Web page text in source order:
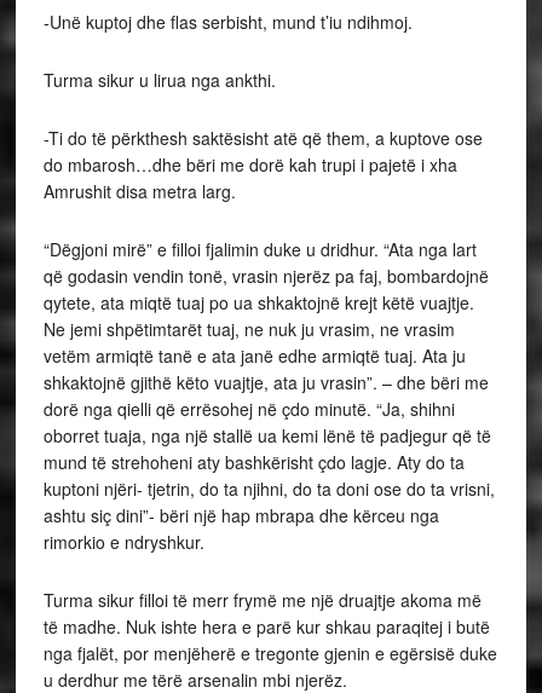
-Unë kuptoj dhe flas serbisht, mund t’iu ndihmoj.
Turma sikur u lirua nga ankthi.
-Ti do të përkthesh saktësisht atë që them, a kuptove ose
do mbarosh…dhe bëri me dorë kah trupi i pajetë i xha
Amrushit disa metra larg.
“Dëgjoni mirë” e filloi fjalimin duke u dridhur. “Ata nga lart
që godasin vendin tonë, vrasin njerëz pa faj, bombardojnë
qytete, ata miqtë tuaj po ua shkaktojnë krejt këtë vuajtje.
Ne jemi shpëtimtarët tuaj, ne nuk ju vrasim, ne vrasim
vetëm armiqtë tanë e ata janë edhe armiqtë tuaj. Ata ju
shkaktojnë gjithë këto vuajtje, ata ju vrasin”. – dhe bëri me
dorë nga qielli që errësohej në çdo minutë. “Ja, shihni
oborret tuaja, nga një stallë ua kemi lënë të padjegur që të
mund të strehoheni aty bashkërisht çdo lagje. Aty do ta
kuptoni njëri- tjetrin, do ta njihni, do ta doni ose do ta vrisni,
ashtu siç dini”- bëri një hap mbrapa dhe kërceu nga
rimorkio e ndryshkur.
Turma sikur filloi të merr frymë me një druajtje akoma më
të madhe. Nuk ishte hera e parë kur shkau paraqitej i butë
nga fjalët, por menjëherë e tregonte gjenin e egërsisë duke
u derdhur me tërë arsenalin mbi njerëz.